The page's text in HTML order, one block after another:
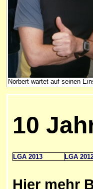
Norbert wartet auf seinen
10
LGA 2013 LGA
Hier mehr